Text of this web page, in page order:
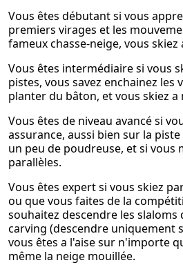
Vous êtes débutant si vous
premiers virages et les
fameux chasse-neige, vous skiez
Vous êtes intermédiaire si vous
pistes, vous savez enchainez les
planter du bâton, et vous skiez a
Vous êtes de niveau avancé si
assurance, aussi bien sur la
un peu de poudreuse, et si vous
parallèles.
Vous êtes expert si vous skiez
ou que vous faites de la
souhaitez descendre les
carving (descendre uniquement
vous êtes a l'aise sur n'importe
même la neige mouillée.